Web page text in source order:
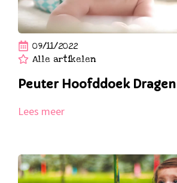
09/11/2022
Alle artikelen
Peuter Hoofddoek
Lees meer